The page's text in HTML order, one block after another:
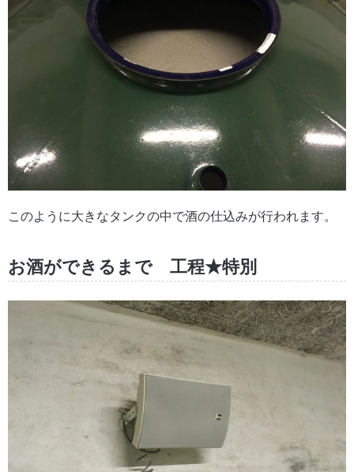
このように大きなタンクの中で酒の仕込みが行われます。
お酒ができるまで 工程★特別